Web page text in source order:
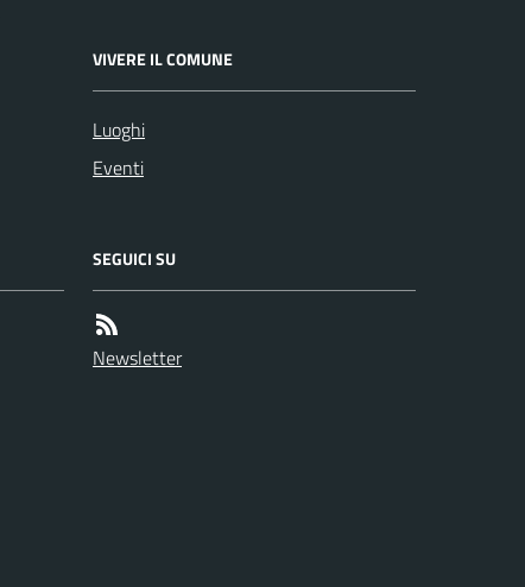
VIVERE IL COMUNE
Luoghi
Eventi
SEGUICI SU
Newsletter